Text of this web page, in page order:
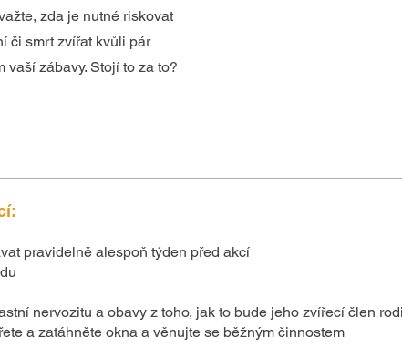
zda je nutné riskovat
či smrt zvířat kvůli pár
vaší zábavy. Stojí to za to?
pravidelně alespoň týden před akcí
nervozitu a obavy z toho, jak to bude jeho zvířecí člen
a zatáhněte okna a věnujte se běžným činnostem